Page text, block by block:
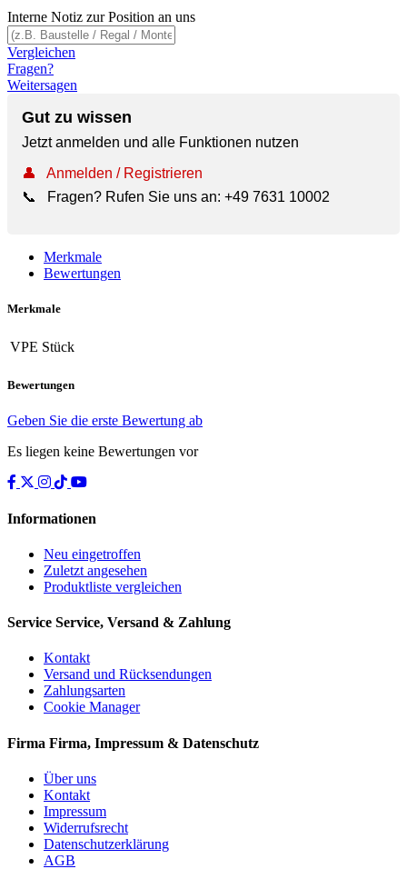
Interne Notiz zur Position an uns
Vergleichen
Fragen?
Weitersagen
Gut zu wissen
Jetzt anmelden und alle Funktionen nutzen
👤
Anmelden / Registrieren
📞
Fragen? Rufen Sie uns an: +49 7631 10002
Merkmale
Bewertungen
Merkmale
VPE Stück
Bewertungen
Geben Sie die erste Bewertung ab
Es liegen keine Bewertungen vor
Informationen
Neu eingetroffen
Zuletzt angesehen
Produktliste vergleichen
Service Service, Versand & Zahlung
Kontakt
Versand und Rücksendungen
Zahlungsarten
Cookie Manager
Firma Firma, Impressum & Datenschutz
Über uns
Kontakt
Impressum
Widerrufsrecht
Datenschutzerklärung
AGB